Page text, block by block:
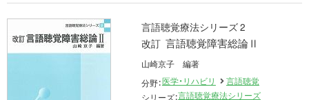
言語聴覚療法シリーズ 2
改訂 言語聴覚障害総論Ⅱ
山崎京子 編著
分野：医学・リハビリ
言語聴覚
シリーズ：言語聴覚療法シリーズ